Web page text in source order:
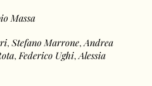
Massa
,Stefano Marrone,Andrea
, Federico Ughi,Alessia